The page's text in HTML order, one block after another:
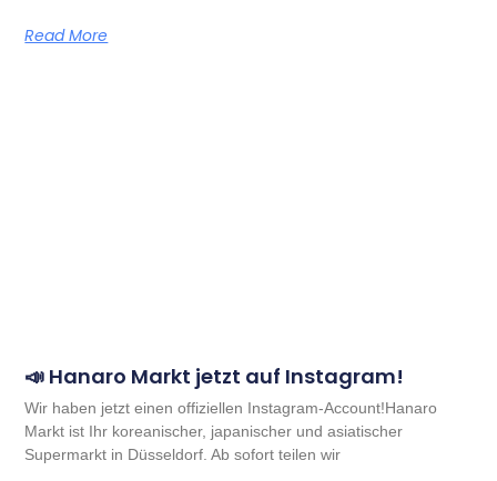
Read More
📣 Hanaro Markt jetzt auf Instagram!
Wir haben jetzt einen offiziellen Instagram-Account!Hanaro
Markt ist Ihr koreanischer, japanischer und asiatischer
Supermarkt in Düsseldorf. Ab sofort teilen wir